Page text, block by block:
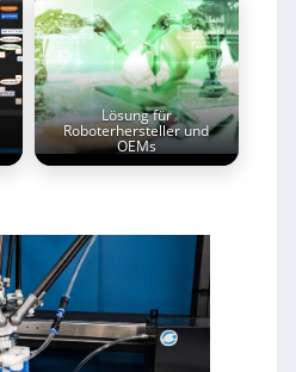
Lösung für
Roboterhersteller und
OEMs